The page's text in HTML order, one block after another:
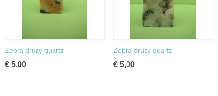
Zebra druzy quartz
€ 5,00
Zebra druzy quartz
€ 5,00